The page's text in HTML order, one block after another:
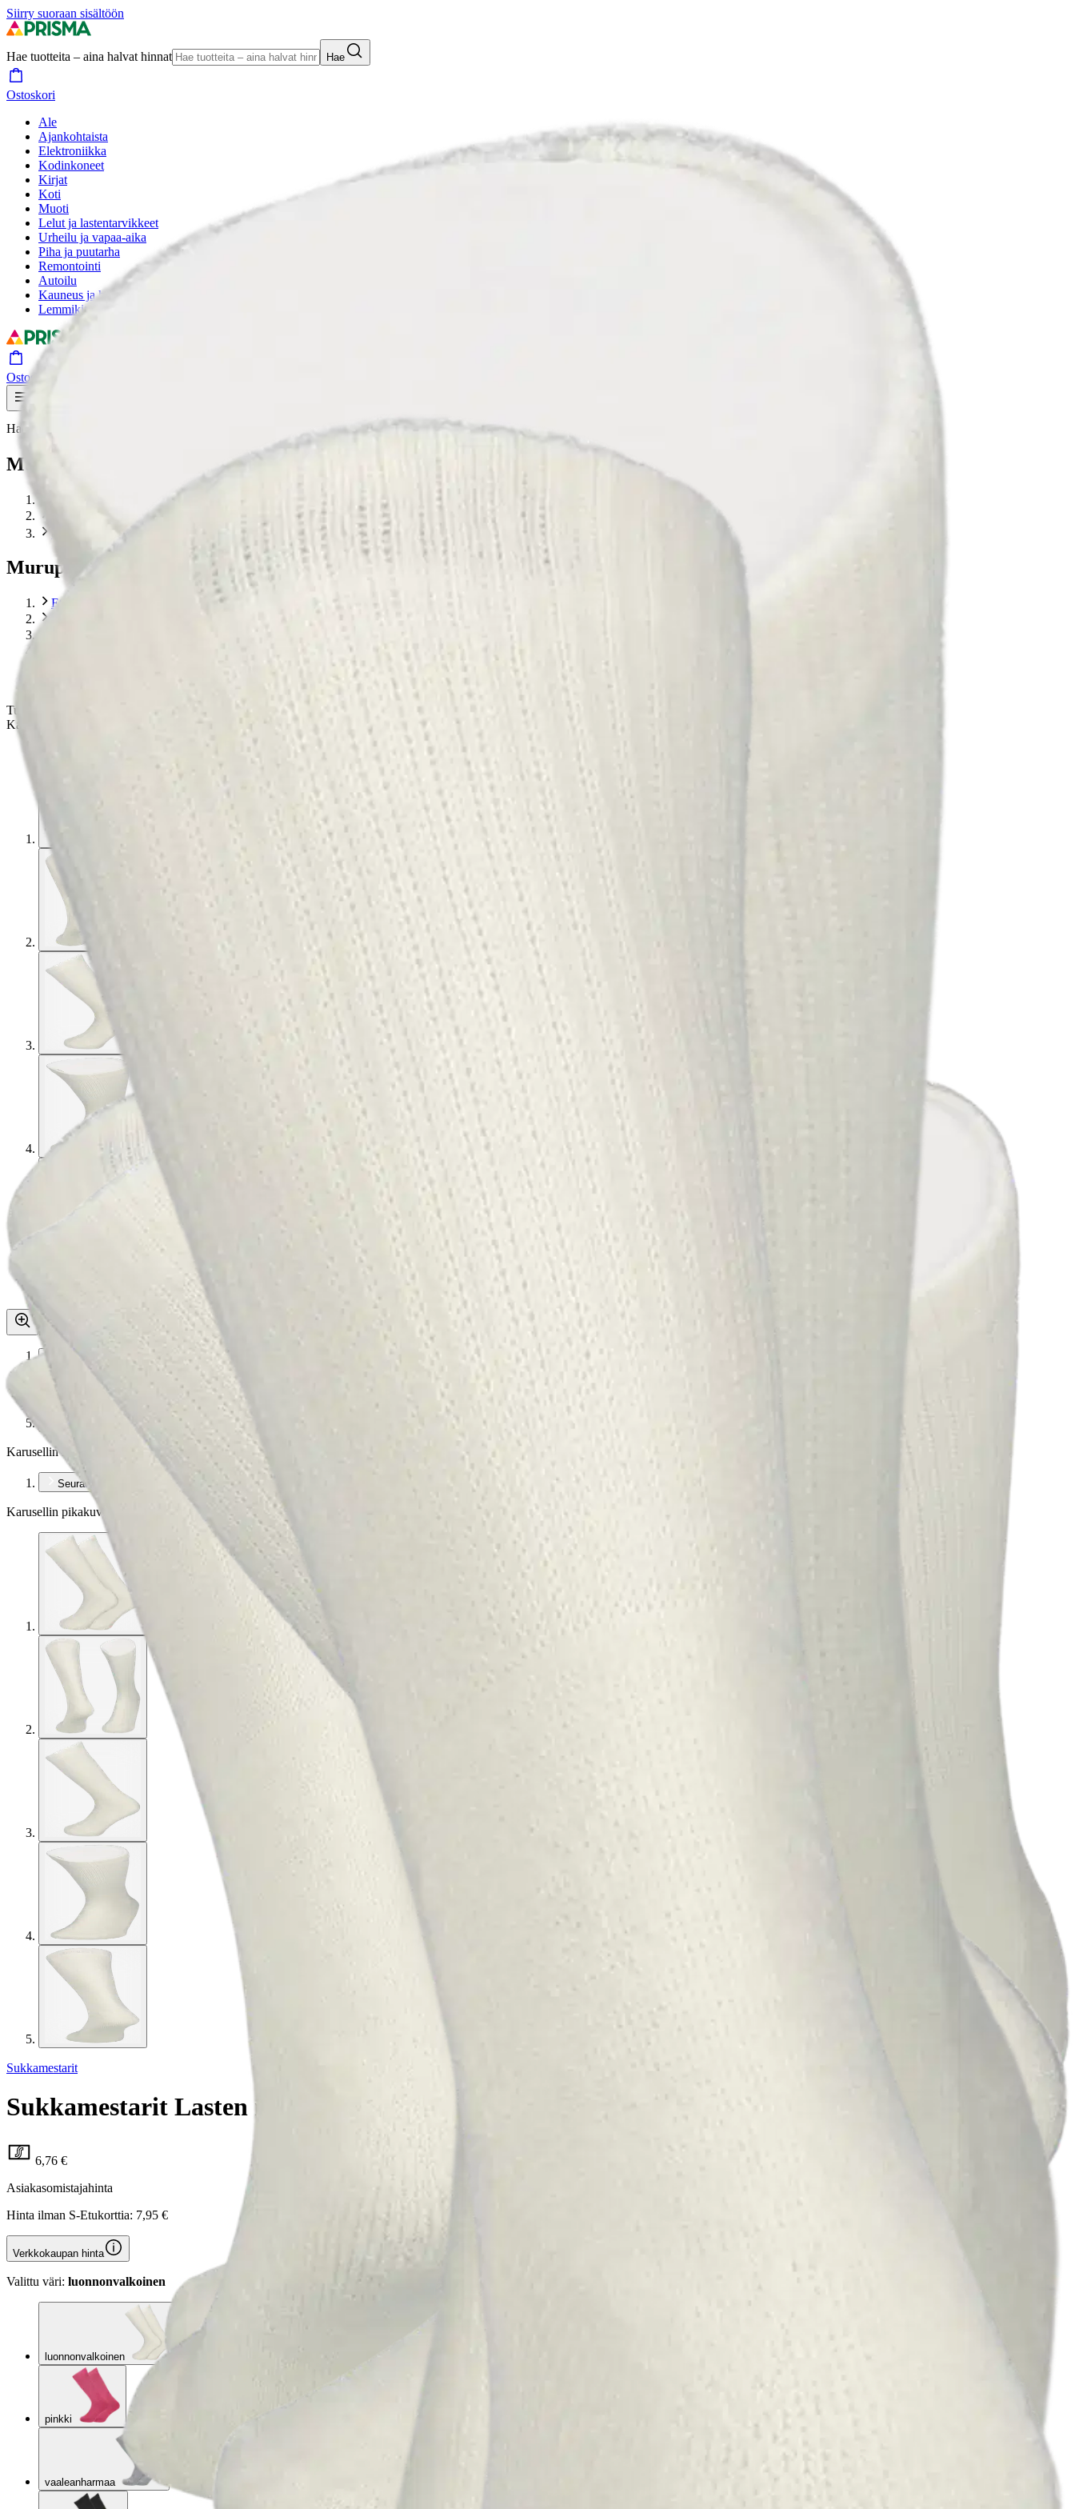
Siirry suoraan sisältöön
Hae tuotteita – aina halvat hinnat Hae
Ostoskori
Ale
Ajankohtaista
Elektroniikka
Kodinkoneet
Kirjat
Koti
Muoti
Lelut ja lastentarvikkeet
Urheilu ja vapaa-aika
Piha ja puutarha
Remontointi
Autoilu
Kauneus ja hyvinvointi
Lemmikit
Ostoskori
Hae tuotteita – aina halvat hinnat Hae
Murupolku
Murupolku
Etusivu
Tuotekuvat- ja videot
Ohita tuotekuvat
Karusellin pikakuvakkeet
Asiakasomistaja-alennus -15 %
Avaa kuva suurempana
Avaa kuva suurempana
Avaa kuva suurempana
Avaa kuva suurempana
Avaa kuva suurempana
Karusellin nuolipainikkeet
Seuraava
Karusellin pikakuvakkeet
Sukkamestarit
Sukkamestarit Lasten merinovillaiset ulkoilusukat 76832
6,76 €
Asiakasomistajahinta
Hinta ilman S-Etukorttia: 7,95 €
Verkkokaupan hinta
Valittu väri: luonnonvalkoinen
luonnonvalkoinen
pinkki
vaaleanharmaa